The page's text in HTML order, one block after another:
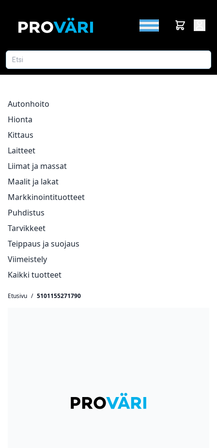
Autonhoito
Hionta
Kittaus
Laitteet
Liimat ja massat
Maalit ja lakat
Markkinointituotteet
Puhdistus
Tarvikkeet
Teippaus ja suojaus
Viimeistely
Kaikki tuotteet
Etusivu / 5101155271790